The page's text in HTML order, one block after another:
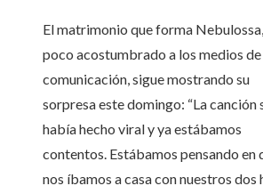
El matrimonio que forma Nebulossa,
poco acostumbrado a los medios de
comunicación, sigue mostrando su
sorpresa este domingo: “La canción
había hecho viral y ya estábamos
contentos. Estábamos pensando en
nos íbamos a casa con nuestros dos